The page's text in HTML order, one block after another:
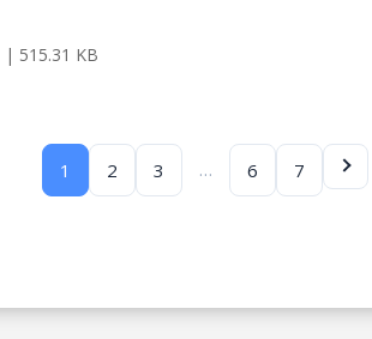
| 515.31 KB
1 2 3 … 6 7